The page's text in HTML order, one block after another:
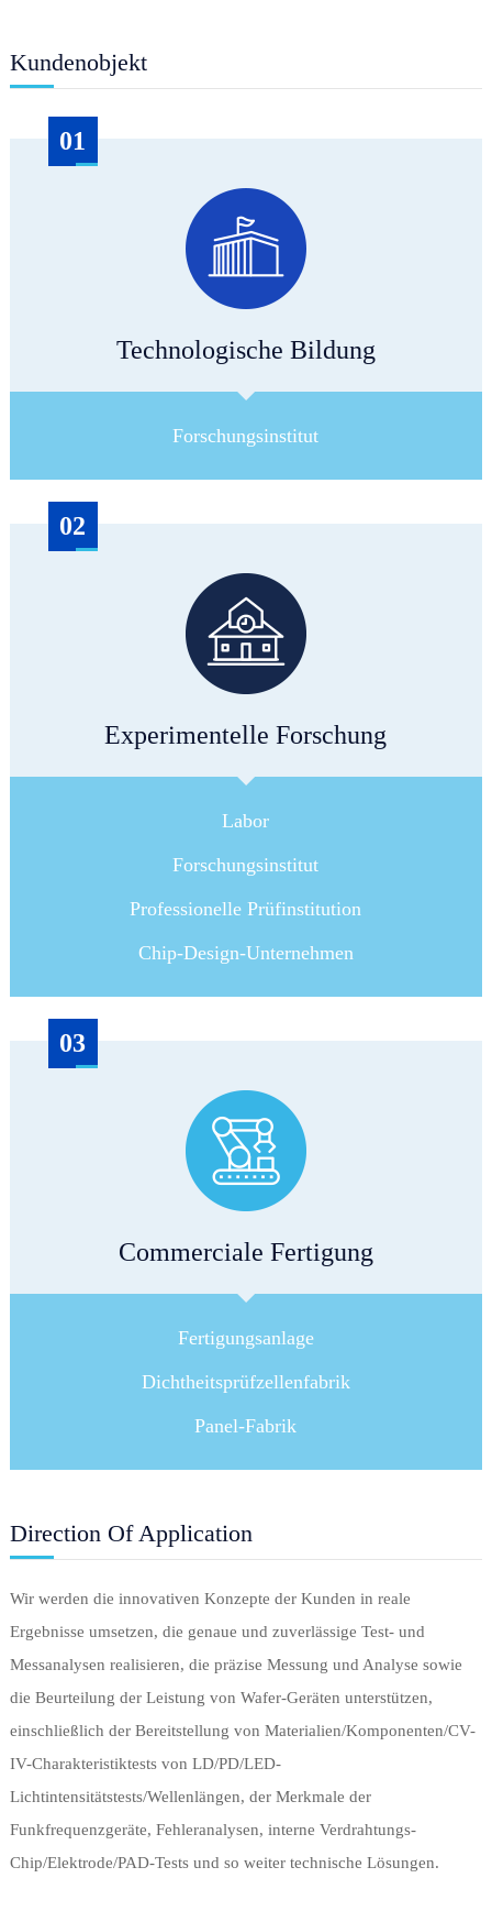
Kundenobjekt
01
Technologische Bildung
Forschungsinstitut
02
Experimentelle Forschung
Labor
Forschungsinstitut
Professionelle Prüfinstitution
Chip-Design-Unternehmen
03
Commerciale Fertigung
Fertigungsanlage
Dichtheitsprüfzellenfabrik
Panel-Fabrik
Direction Of Application
Wir werden die innovativen Konzepte der Kunden in reale
Ergebnisse umsetzen, die genaue und zuverlässige Test- und
Messanalysen realisieren, die präzise Messung und Analyse sowie
die Beurteilung der Leistung von Wafer-Geräten unterstützen,
einschließlich der Bereitstellung von Materialien/Komponenten/CV-
IV-Charakteristiktests von LD/PD/LED-
Lichtintensitätstests/Wellenlängen, der Merkmale der
Funkfrequenzgeräte, Fehleranalysen, interne Verdrahtungs-
Chip/Elektrode/PAD-Tests und so weiter technische Lösungen.